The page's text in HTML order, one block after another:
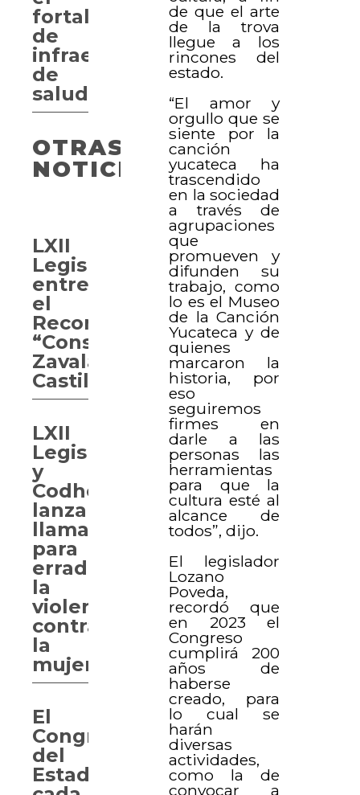
de que el arte
de la trova
llegue a los
rincones del
estado.
“El amor y
orgullo que se
siente por la
canción
yucateca ha
trascendido
en la sociedad
a través de
agrupaciones
que
promueven y
difunden su
trabajo, como
lo es el Museo
de la Canción
Yucateca y de
quienes
marcaron la
historia, por
eso
seguiremos
firmes en
darle a las
personas las
herramientas
para que la
cultura esté al
alcance de
todos”, dijo.
El legislador
Lozano
Poveda,
recordó que
en 2023 el
Congreso
cumplirá 200
años de
haberse
creado, para
lo cual se
harán
diversas
actividades,
como la de
convocar a
fortalecimiento
de
infraestructura
de
salud
OTRAS
NOTICIAS
LXII
Legislatura
entrega
el
Reconocimiento
“Consuelo
Zavala
Castillo”.
LXII
Legislatura
y
Codhey
lanzan
llamado
para
erradicar
la
violencia
contra
la
mujer.
El
Congreso
del
Estado,